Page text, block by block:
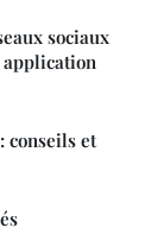
sociaux
conseils et